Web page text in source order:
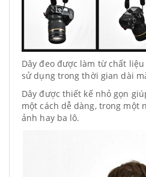
Dây đeo được làm từ chất
sử dụng trong thời gian dài
Dây được thiết kế nhỏ gọn
một cách dễ dàng, trong một
ảnh hay ba lô.